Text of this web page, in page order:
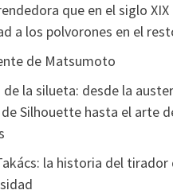
que en el siglo XIX
a los polvorones en el
de Matsumoto
la silueta: desde la
Silhouette hasta el arte
la historia del tirador